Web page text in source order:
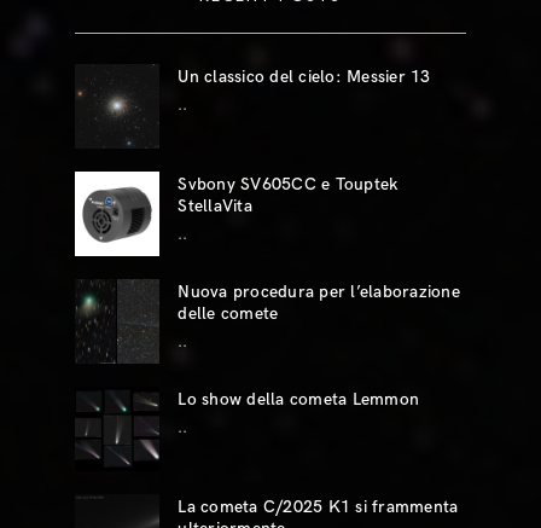
Un classico del cielo: Messier 13
..
Svbony SV605CC e Touptek
StellaVita
..
Nuova procedura per l’elaborazione
delle comete
..
Lo show della cometa Lemmon
..
La cometa C/2025 K1 si frammenta